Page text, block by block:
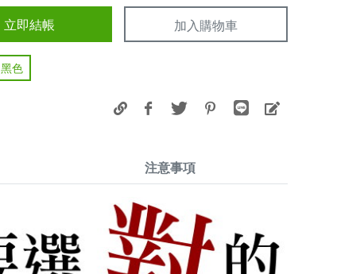
立即結帳 加入購物車
黑色
注意事項